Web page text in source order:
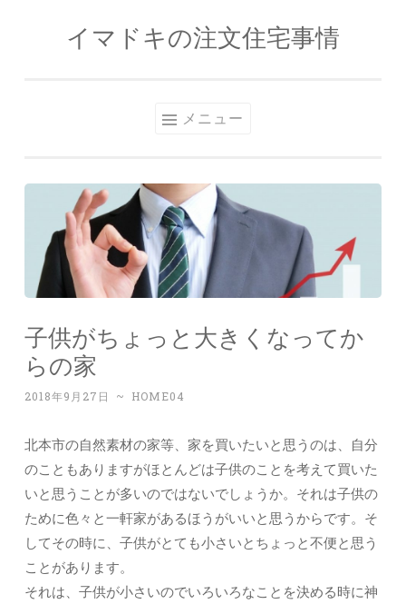
コンテンツへスキップ
イマドキの注文住宅事情
メニュー
子供がちょっと大きくなってか
らの家
2018年9月27日 ~ HOME04
北本市の自然素材の家等、家を買いたいと思うのは、自分
のこともありますがほとんどは子供のことを考えて買いた
いと思うことが多いのではないでしょうか。それは子供の
ために色々と一軒家があるほうがいいと思うからです。そ
してその時に、子供がとても小さいとちょっと不便と思う
ことがあります。
それは、子供が小さいのでいろいろなことを決める時に神